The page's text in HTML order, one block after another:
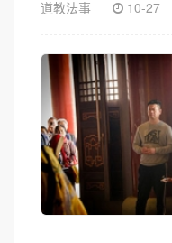
道教法事
10-27